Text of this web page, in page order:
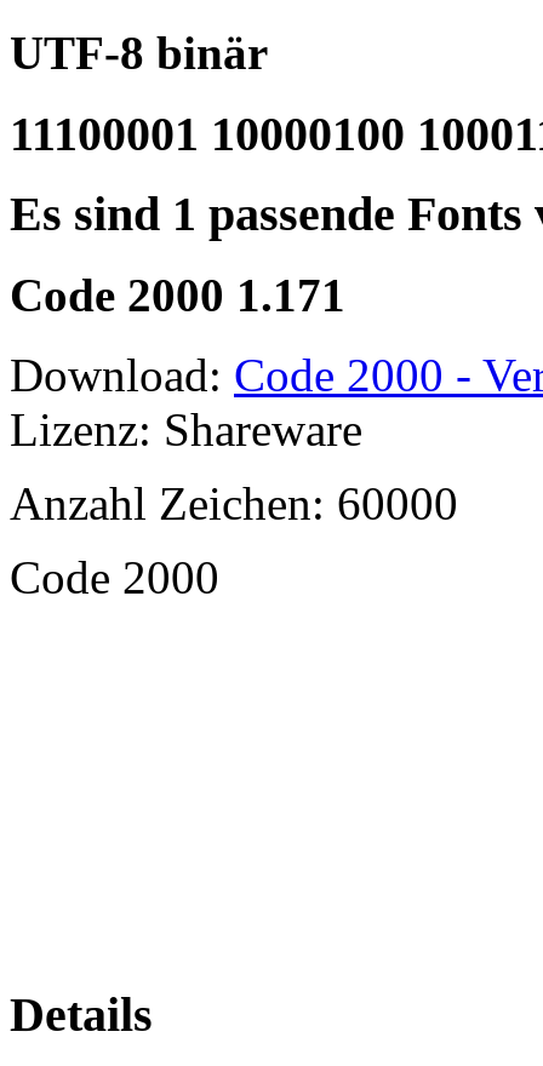
UTF-8 binär
11100001 10000100
Es sind 1 passende
Code 2000 1.171
Download: Code 2000 -
Lizenz: Shareware
Anzahl Zeichen: 60000
Code 2000
Details